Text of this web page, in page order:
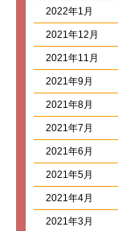
2022年1月
2021年12月
2021年11月
2021年9月
2021年8月
2021年7月
2021年6月
2021年5月
2021年4月
2021年3月